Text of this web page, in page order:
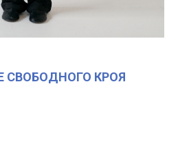
СВОБОДНОГО КРОЯ